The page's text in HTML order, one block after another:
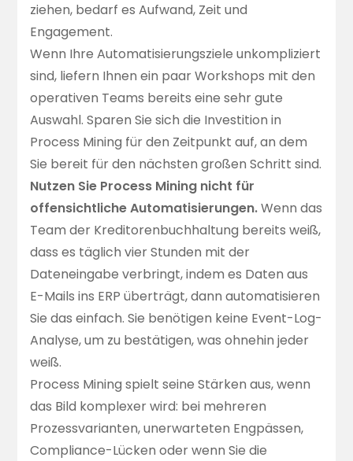
ziehen, bedarf es Aufwand, Zeit und
Engagement.
Wenn Ihre Automatisierungsziele unkompliziert
sind, liefern Ihnen ein paar Workshops mit den
operativen Teams bereits eine sehr gute
Auswahl. Sparen Sie sich die Investition in
Process Mining für den Zeitpunkt auf, an dem
Sie bereit für den nächsten großen Schritt sind.
Nutzen Sie Process Mining nicht für
offensichtliche Automatisierungen.Wenn das
Team der Kreditorenbuchhaltung bereits weiß,
dass es täglich vier Stunden mit der
Dateneingabe verbringt, indem es Daten aus
E-Mails ins ERP überträgt, dann automatisieren
Sie das einfach. Sie benötigen keine Event-Log-
Analyse, um zu bestätigen, was ohnehin jeder
weiß.
Process Mining spielt seine Stärken aus, wenn
das Bild komplexer wird: bei mehreren
Prozessvarianten, unerwarteten Engpässen,
Compliance-Lücken oder wenn Sie die